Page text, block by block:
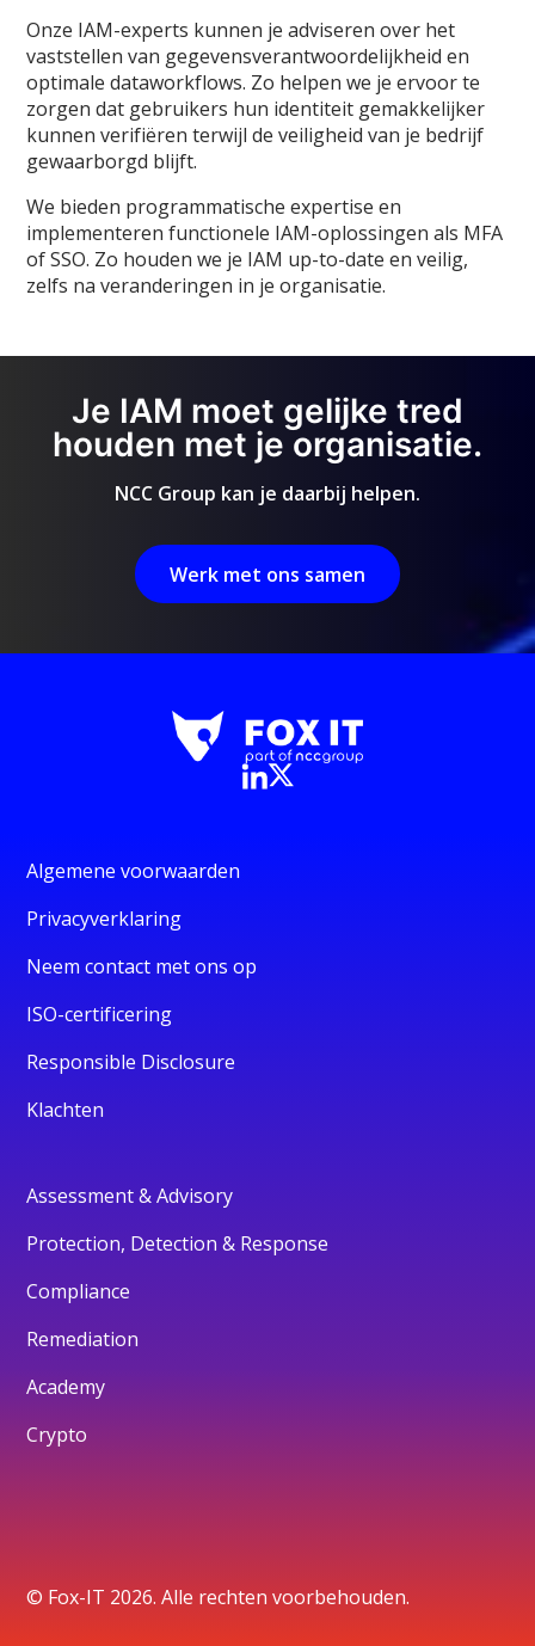
Onze IAM-experts kunnen je adviseren over het
vaststellen van gegevensverantwoordelijkheid en
optimale dataworkflows. Zo helpen we je ervoor te
zorgen dat gebruikers hun identiteit gemakkelijker
kunnen verifiëren terwijl de veiligheid van je bedrijf
gewaarborgd blijft.
We bieden programmatische expertise en
implementeren functionele IAM-oplossingen als MFA
of SSO. Zo houden we je IAM up-to-date en veilig,
zelfs na veranderingen in je organisatie.
Je IAM moet gelijke tred
houden met je organisatie.
NCC Group kan je daarbij helpen.
Werk met ons samen
Algemene voorwaarden
Privacyverklaring
Neem contact met ons op
ISO-certificering
Responsible Disclosure
Klachten
Assessment & Advisory
Protection, Detection & Response
Compliance
Remediation
Academy
Crypto
© Fox-IT 2026. Alle rechten voorbehouden.